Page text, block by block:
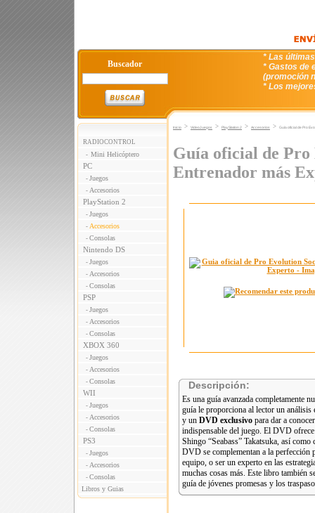
Buscador
* Las
* Gastos de
(promoción
* Los
RADIOCONTROL
- Mini Helicóptero
PC
- Juegos
- Accesorios
PlayStation 2
- Juegos
- Accesorios
- Consolas
Nintendo DS
- Juegos
- Accesorios
- Consolas
PSP
- Juegos
- Accesorios
- Consolas
XBOX 360
- Juegos
- Accesorios
- Consolas
WII
- Juegos
- Accesorios
- Consolas
PS3
- Juegos
- Accesorios
- Consolas
Libros y Guias
Inicio > VideoJuegos > PlayStation 2 > Accesorios > Guía oficial de Pro
Guía oficial de Pro
Entrenador más
Descripción:
Es una guía avanzada completamente
guía le proporciona al lector un
y un DVD exclusivo para dar a
indispensable del juego. El DVD
Shingo “Seabass” Takatsuka, así
DVD se complementan a la perfección
equipo, o ser un experto en las
muchas cosas más. Este libro también
guía de jóvenes promesas y los